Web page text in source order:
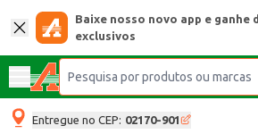
Baixe nosso novo app e ganhe
exclusivos
Entregue no CEP: 02170-901